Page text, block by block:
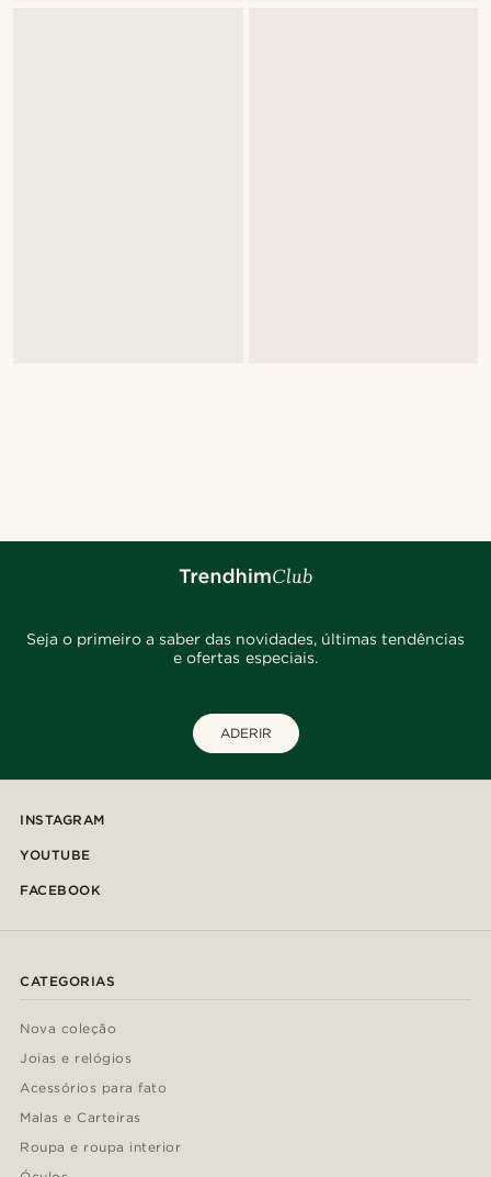
Seja o primeiro a saber das novidades, últimas tendências
e ofertas especiais.
ADERIR
INSTAGRAM
YOUTUBE
FACEBOOK
CATEGORIAS
Nova coleção
Joias e relógios
Acessórios para fato
Malas e Carteiras
Roupa e roupa interior